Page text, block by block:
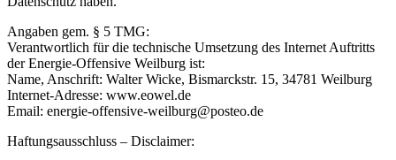
Angaben gem. § 5 TMG:
Verantwortlich für die technische Umsetzung des Internet Auftritts
der Energie-Offensive Weilburg ist:
Name, Anschrift: Walter Wicke, Bismarckstr. 15, 34781 Weilburg
Internet-Adresse: www.eowel.de
Email: energie-offensive-weilburg@posteo.de
Haftungsausschluss – Disclaimer: